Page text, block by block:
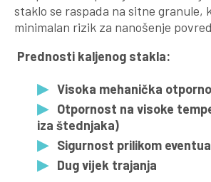
staklo se raspada na sitne granule,
minimalan rizik za nanošenje
Prednosti kaljenog stakla:
Visoka mehanička
Otpornost na visoke
iza štednjaka)
Sigurnost prilikom
Dug vijek trajanja